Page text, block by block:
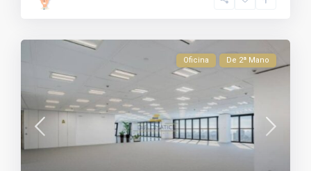
Oficina De 2ª Mano